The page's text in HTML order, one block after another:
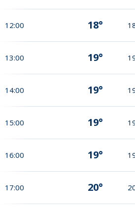
12:00 18°
13:00 19°
14:00 19°
15:00 19°
16:00 19°
17:00 20°